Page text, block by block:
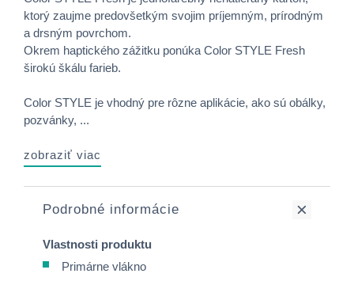
ktorý zaujme predovšetkým svojim príjemným, prírodným
a drsným povrchom.
Okrem haptického zážitku ponúka Color STYLE Fresh
širokú škálu farieb.
Color STYLE je vhodný pre rôzne aplikácie, ako sú obálky,
pozvánky, ...
zobraziť viac
Podrobné informácie
Vlastnosti produktu
Primárne vlákno